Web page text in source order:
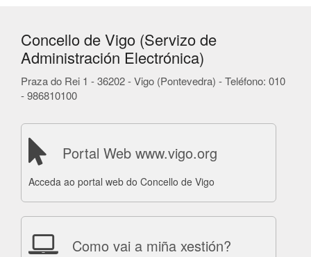
Concello de Vigo (Servizo de
Administración Electrónica)
Praza do Rei 1 - 36202 - Vigo (Pontevedra) - Teléfono: 010
- 986810100
Portal Web www.vigo.org
Acceda ao portal web do Concello de Vigo
Como vai a miña xestión?